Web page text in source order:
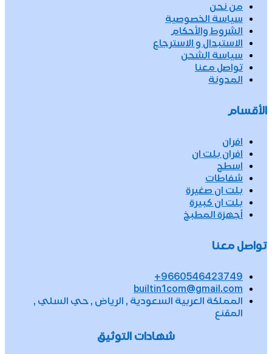
من نحن
سياسة الخصوصية
الشروط والأحكام
الاستبدال و الاسترجاع
سياسة الشحن
تواصل معنا
المدونة
الأقسام
افران
افران بلت ان
اسطح
شفاطات
بلت ان صغيرة
بلت ان كبيرة
أجهزة المطبخ
تواصل معنا
9660546423749+
builtin1com@gmail.com
المملكة العربية السعودية , الرياض , حي السلي ,
المقنع
شهادات التوثيق